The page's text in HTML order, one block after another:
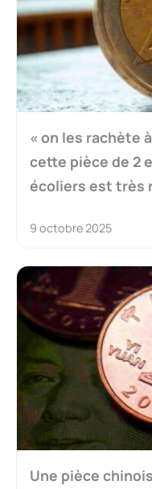
« on les rachète
cette pièce de 2
écoliers est très
9 octobre 2025
Une pièce